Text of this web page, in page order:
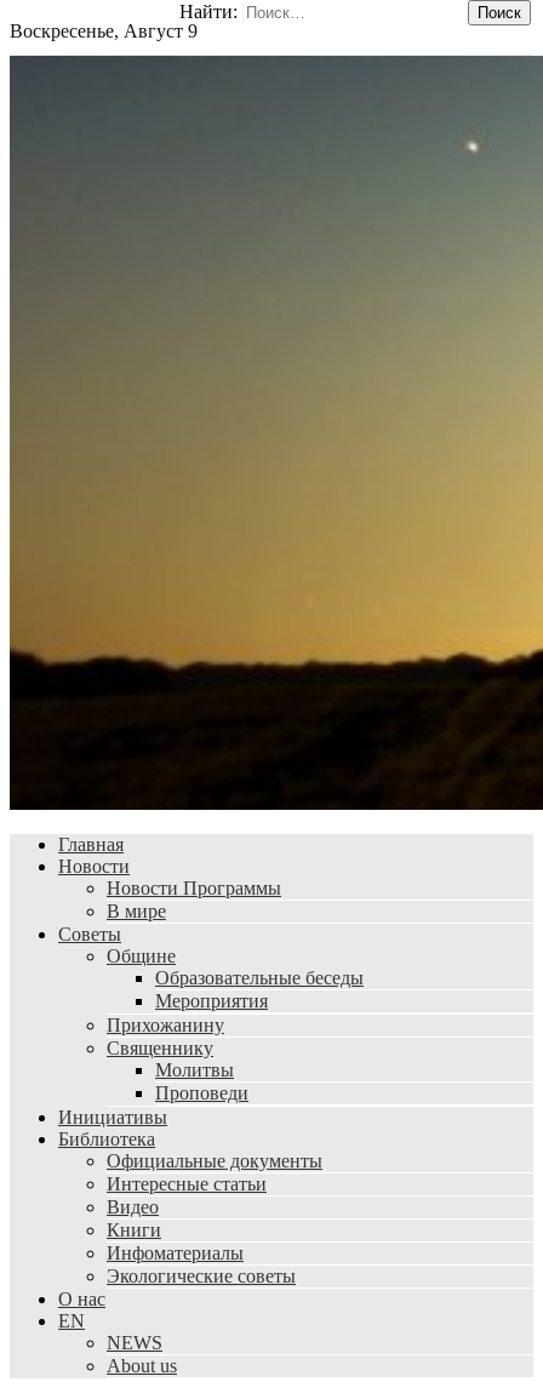
Воскресенье, Август 9
Найти:
Главная
Новости
Новости Программы
В мире
Советы
Общине
Образовательные беседы
Мероприятия
Прихожанину
Священнику
Молитвы
Проповеди
Инициативы
Библиотека
Официальные документы
Интересные статьи
Видео
Книги
Инфоматериалы
Экологические советы
О нас
EN
NEWS
About us